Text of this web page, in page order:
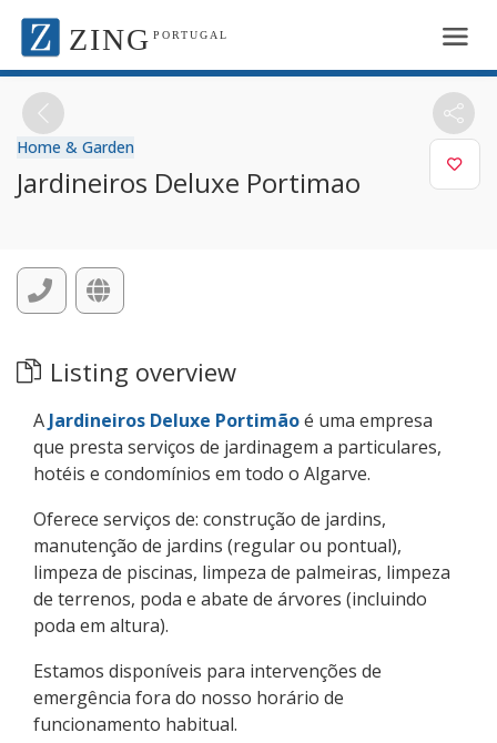
ZING PORTUGAL
Home & Garden
Jardineiros Deluxe Portimao
Listing overview
A Jardineiros Deluxe Portimãoé uma empresa
que presta serviços de jardinagem a particulares,
hotéis e condomínios em todo o Algarve.
Oferece serviços de: construção de jardins,
manutenção de jardins (regular ou pontual),
limpeza de piscinas, limpeza de palmeiras, limpeza
de terrenos, poda e abate de árvores (incluindo
poda em altura).
Estamos disponíveis para intervenções de
emergência fora do nosso horário de
funcionamento habitual.